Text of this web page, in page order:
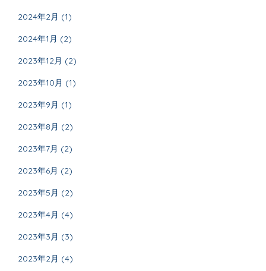
2024年2月 (1)
2024年1月 (2)
2023年12月 (2)
2023年10月 (1)
2023年9月 (1)
2023年8月 (2)
2023年7月 (2)
2023年6月 (2)
2023年5月 (2)
2023年4月 (4)
2023年3月 (3)
2023年2月 (4)